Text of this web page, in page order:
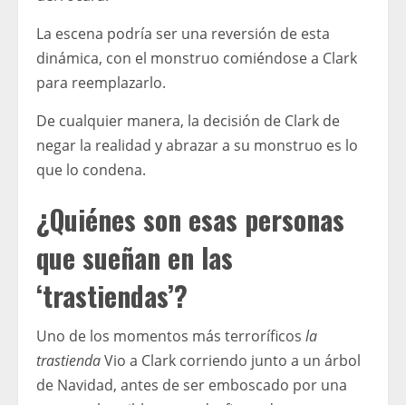
La escena podría ser una reversión de esta
dinámica, con el monstruo comiéndose a Clark
para reemplazarlo.
De cualquier manera, la decisión de Clark de
negar la realidad y abrazar a su monstruo es lo
que lo condena.
¿Quiénes son esas personas
que sueñan en las
‘trastiendas’?
Uno de los momentos más terroríficos la
trastiendaVio a Clark corriendo junto a un árbol
de Navidad, antes de ser emboscado por una